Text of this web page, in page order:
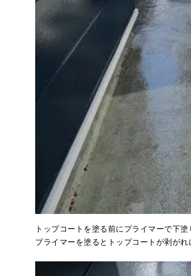
トップコートを塗る前にプライマーで下塗
プライマーを塗るとトップコートが剥がれ